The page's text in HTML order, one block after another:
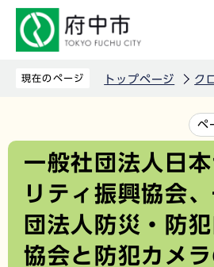
先
現在のページ トップページ ク
文
ペ
一般社団法人日
リティ振興協会
団法人防災・防
協会と防犯カメ